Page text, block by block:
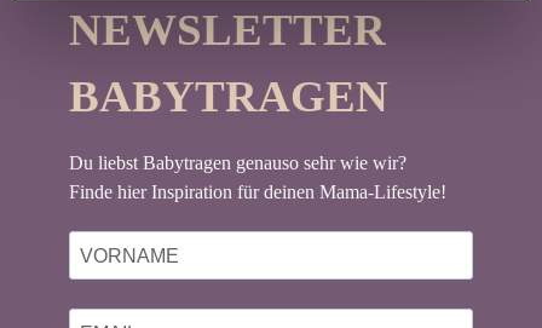
NEWSLETTER
BABYTRAGEN
Du liebst Babytragen genauso sehr wie wir?
Finde hier Inspiration für deinen Mama-Lifestyle!